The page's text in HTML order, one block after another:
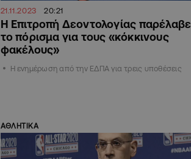
21.11.2023 20:21
Η Επιτροπή Δεοντολογίας παρέλαβε
το πόρισμα για τους «κόκκινους
φακέλους»
Η ενημέρωση από την ΕΔΠΑ για τρεις υποθέσεις
ΑΘΛΗΤΙΚΑ